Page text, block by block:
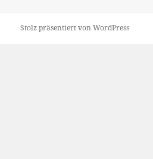
Stolz präsentiert von WordPress